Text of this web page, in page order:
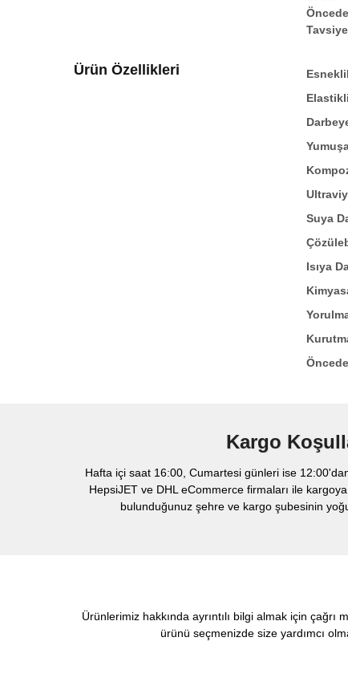
Ürün Özellikleri
Suya
Isıya
Kargo
Hafta içi saat 16:00, Cumartesi günleri ise
HepsiJET ve DHL eCommerce firmaları ile
bulunduğunuz şehre ve kargo şubesinin
Ürünlerimiz hakkında ayrıntılı bilgi almak için
ürünü seçmenizde size yardımcı